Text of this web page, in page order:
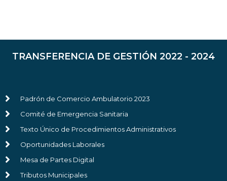
TRANSFERENCIA DE GESTIÓN 2022 - 2024
Padrón de Comercio Ambulatorio 2023
Comité de Emergencia Sanitaria
Texto Único de Procedimientos Administrativos
Oportunidades Laborales
Mesa de Partes Digital
Tributos Municipales